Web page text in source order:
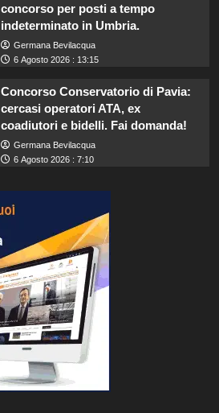
concorso per posti a tempo
indeterminato in Umbria.
Germana Bevilacqua
6 Agosto 2026 : 13:15
Concorso Conservatorio di Pavia:
cercasi operatori ATA, ex
coadiutori e bidelli. Fai domanda!
Germana Bevilacqua
6 Agosto 2026 : 7:10